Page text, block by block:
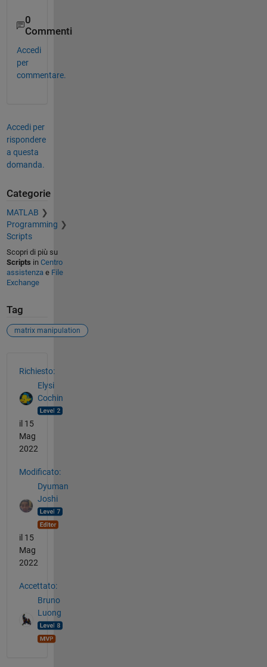
     0     1     0
     2     0     7
0
Commenti
Accedi
per
commentare.
Accedi per
rispondere
a questa
domanda.
Categorie
MATLAB
Programming
Scripts
Scopri di più su
Scripts in Centro
assistenzae File
Exchange
Tag
matrix manipulation
Richiesto:
Elysi
Cochin
il 15
Mag
2022
Modificato:
Dyuman
Joshi
il 15
Mag
2022
Accettato:
Bruno
Luong